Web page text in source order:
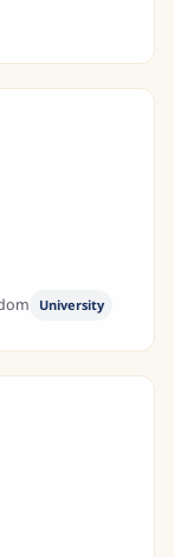
University